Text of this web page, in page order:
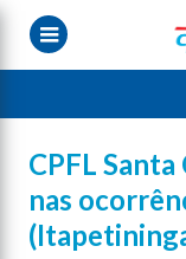
Pular
para
CPFL
nas